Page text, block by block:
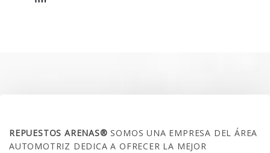
REPUESTOS ARENAS®SOMOS UNA EMPRESA DEL ÁREA
AUTOMOTRIZ DEDICA A OFRECER LA MEJOR